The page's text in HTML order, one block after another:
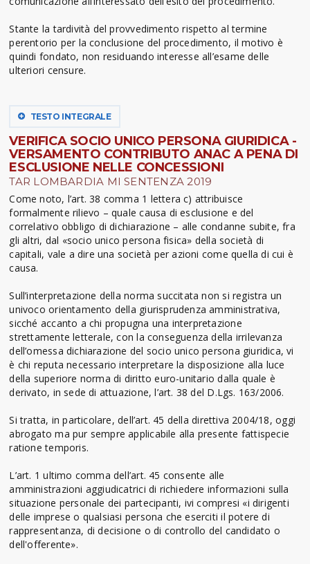
Stante la tardività del provvedimento rispetto al termine
perentorio per la conclusione del procedimento, il motivo è
quindi fondato, non residuando interesse all’esame delle
ulteriori censure.
TESTO INTEGRALE
VERIFICA SOCIO UNICO PERSONA GIURIDICA -
VERSAMENTO CONTRIBUTO ANAC A PENA DI
ESCLUSIONE NELLE CONCESSIONI
TAR LOMBARDIA MI SENTENZA 2019
Come noto, l’art. 38 comma 1 lettera c) attribuisce
formalmente rilievo – quale causa di esclusione e del
correlativo obbligo di dichiarazione – alle condanne subite, fra
gli altri, dal «socio unico persona fisica» della società di
capitali, vale a dire una società per azioni come quella di cui è
causa.
Sull’interpretazione della norma succitata non si registra un
univoco orientamento della giurisprudenza amministrativa,
sicché accanto a chi propugna una interpretazione
strettamente letterale, con la conseguenza della irrilevanza
dell’omessa dichiarazione del socio unico persona giuridica, vi
è chi reputa necessario interpretare la disposizione alla luce
della superiore norma di diritto euro-unitario dalla quale è
derivato, in sede di attuazione, l’art. 38 del D.Lgs. 163/2006.
Si tratta, in particolare, dell’art. 45 della direttiva 2004/18, oggi
abrogato ma pur sempre applicabile alla presente fattispecie
ratione temporis.
L’art. 1 ultimo comma dell’art. 45 consente alle
amministrazioni aggiudicatrici di richiedere informazioni sulla
situazione personale dei partecipanti, ivi compresi «i dirigenti
delle imprese o qualsiasi persona che eserciti il potere di
rappresentanza, di decisione o di controllo del candidato o
dell'offerente».